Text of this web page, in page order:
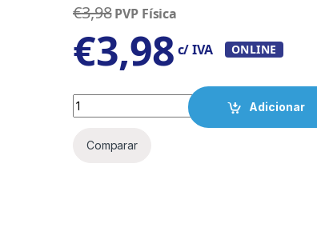
€3,98 PVP Física
€3,98 c/ IVA ONLINE
Quantity
Adicionar
Comparar